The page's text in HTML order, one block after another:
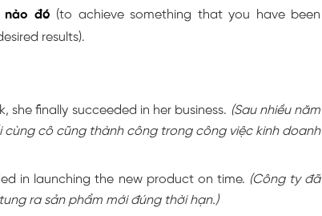
nào đó (to achieve something that you have been
results).
she finally succeeded in her business. (Sau nhiều năm
cùng cô cũng thành công trong công việc kinh doanh
in launching the new product on time. (Công ty đã
ra sản phẩm mới đúng thời hạn.)